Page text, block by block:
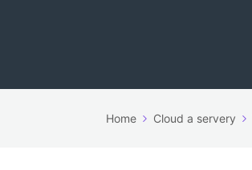
Home Cloud a servery